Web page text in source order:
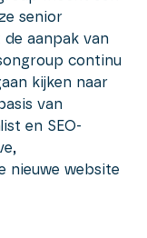
senior
aanpak van
continu
kijken naar
van
en SEO-
nieuwe website